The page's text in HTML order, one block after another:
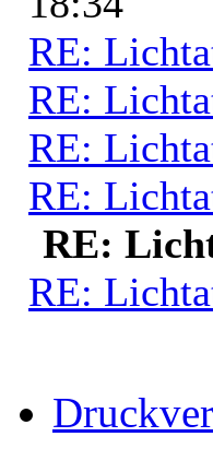
RE:
RE:
RE:
RE:
RE:
RE: